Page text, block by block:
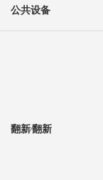
公共设备
翻新⁄翻新